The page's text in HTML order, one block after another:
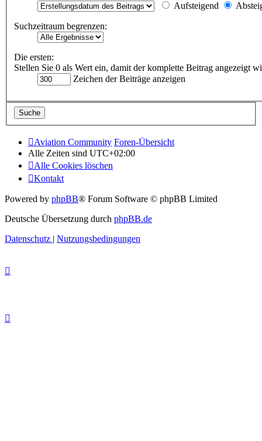
Aufsteigend
Suchzeitraum begrenzen:
Die ersten:
Stellen Sie 0 als Wert ein, damit der komplette Beitrag angezeigt
Zeichen der Beiträge anzeigen
Aviation Community Foren-Übersicht
Alle Zeiten sind UTC+02:00
Alle Cookies löschen
Kontakt
Powered by phpBB® Forum Software © phpBB Limited
Deutsche Übersetzung durch phpBB.de
Datenschutz | Nutzungsbedingungen